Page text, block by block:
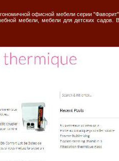
офисной мебели серии
мебели, мебели для детских садов.